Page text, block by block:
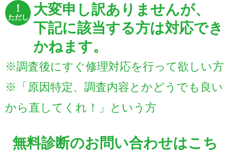
！
ただし
大変申し訳ありませんが、
下記に該当する方は対応でき
かねます。
※調査後にすぐ修理対応を行って欲しい方
※「原因特定、調査内容とかどうでも良い
から直してくれ！」という方
無料診断のお問い合わせはこち